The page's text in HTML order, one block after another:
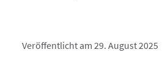
Veröffentlicht am 29. August 2025